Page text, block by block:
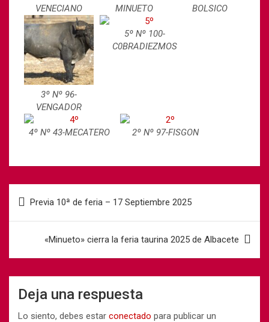
VENECIANO
MINUETO
BOLSICO
3º Nº 96-
VENGADOR
5º Nº 100-
C0BRADIEZMOS
4º Nº 43-MECATERO 2º Nº 97-FISGON
Previa 10ª de feria – 17 Septiembre 2025
«Minueto» cierra la feria taurina 2025 de Albacete
Deja una respuesta
Lo siento, debes estar conectado para publicar un